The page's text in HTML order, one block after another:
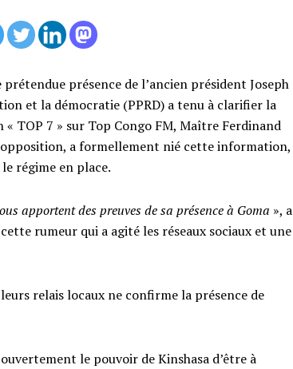
présence de l’ancien président Joseph
et la démocratie (PPRD) a tenu à clarifier la
TOP 7 » sur Top Congo FM, Maître Ferdinand
a formellement nié cette information,
régime en place.
apportent des preuves de sa présence à Goma », a
rumeur qui a agité les réseaux sociaux et une
relais locaux ne confirme la présence de
le pouvoir de Kinshasa d’être à